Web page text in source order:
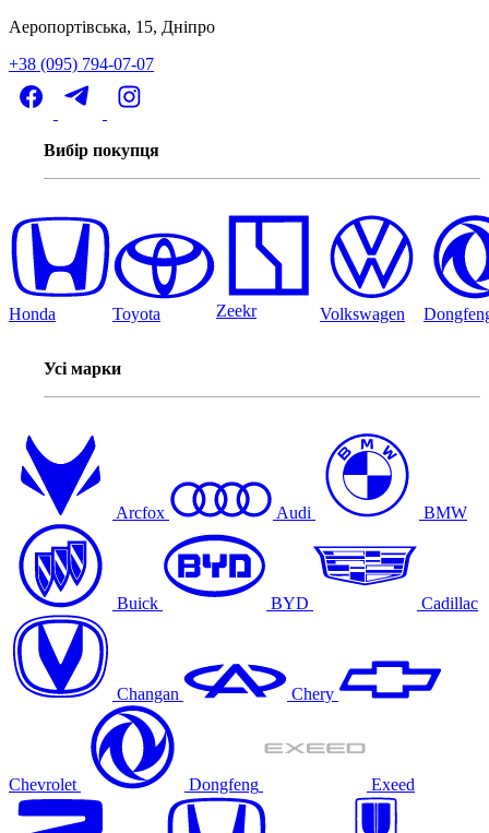
Аеропортівська, 15, Дніпро
+38 (095) 794-07-07
Вибір покупця
Honda Toyota Zeekr Volkswagen
Усі марки
Arcfox Audi BMW
Buick BYD Cadillac
Changan Chery
Chevrolet Dongfeng Exeed